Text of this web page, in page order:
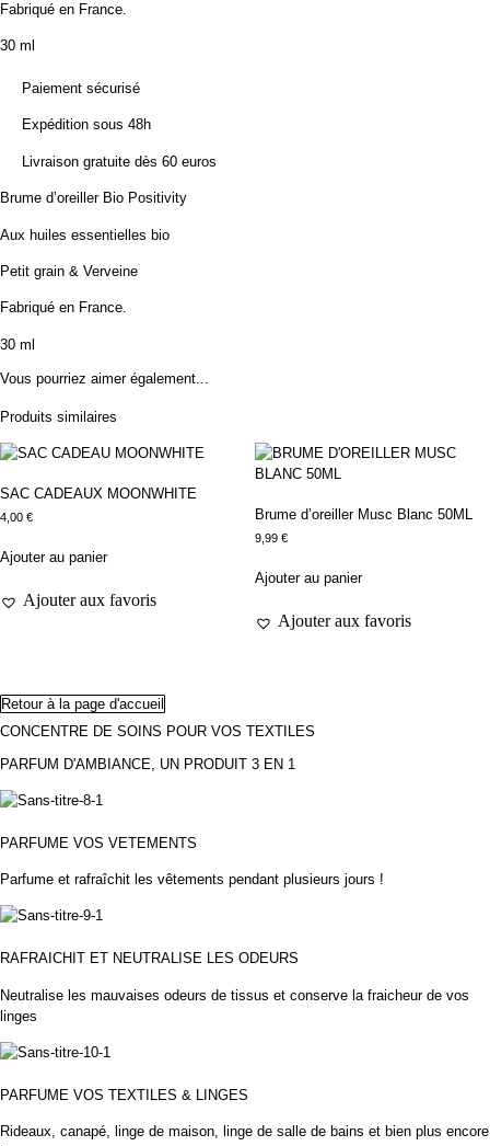
Fabriqué en France.
30 ml
Paiement sécurisé
Expédition sous 48h
Livraison gratuite dès 60 euros
Brume d’oreiller Bio Positivity
Aux huiles essentielles bio
Petit grain & Verveine
Fabriqué en France.
30 ml
Vous pourriez aimer également...
Produits similaires
SAC CADEAUX MOONWHITE
4,00 €
Ajouter au panier
Ajouter aux favoris
Brume d’oreiller Musc Blanc 50ML
9,99 €
Ajouter au panier
Ajouter aux favoris
Retour à la page d'accueil
CONCENTRE DE SOINS POUR VOS TEXTILES
PARFUM D'AMBIANCE, UN PRODUIT 3 EN 1
PARFUME VOS VETEMENTS
Parfume et rafraîchit les vêtements pendant plusieurs jours !
RAFRAICHIT ET NEUTRALISE LES ODEURS
Neutralise les mauvaises odeurs de tissus et conserve la fraicheur de vos
linges
PARFUME VOS TEXTILES & LINGES
Rideaux, canapé, linge de maison, linge de salle de bains et bien plus encore